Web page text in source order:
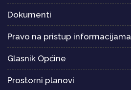
Dokumenti
Pravo na pristup informacijama
Glasnik Općine
Prostorni planovi